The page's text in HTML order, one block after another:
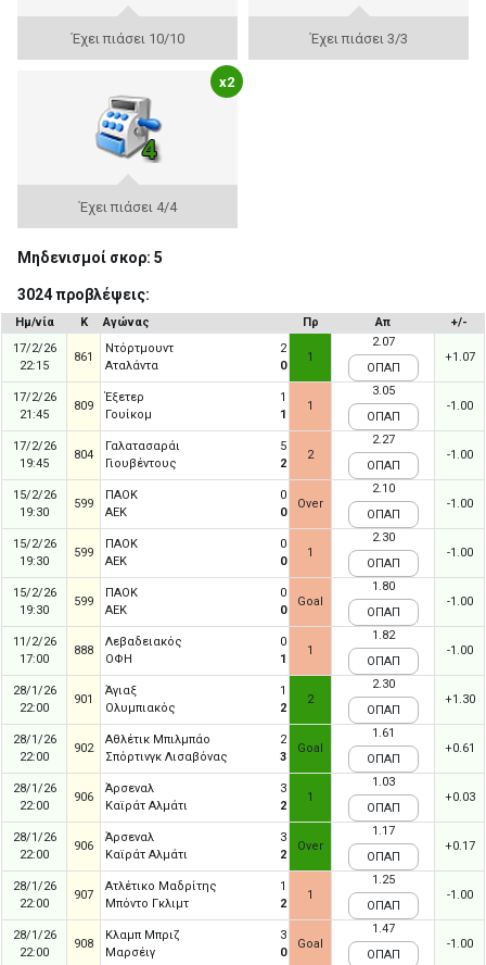
Έχει πιάσει 10/10 Έχει πιάσει 3/3
x2
Έχει πιάσει 4/4
Μηδενισμοί σκορ: 5
3024 προβλέψεις:
Ημ/νία Κ Αγώνας Πρ Απ
+/-
17/2/26
22:15
861
Ντόρτμουντ
2
Αταλάντα
0
1
2.07
ΟΠΑΠ
+1.07
17/2/26
21:45
809
Έξετερ
1
Γουίκομ
1
1
3.05
ΟΠΑΠ
-1.00
17/2/26
19:45
804
Γαλατασαράι
5
Γιουβέντους
2
2
2.27
ΟΠΑΠ
-1.00
15/2/26
19:30
599
ΠΑΟΚ
0
ΑΕΚ
0
Over
2.10
ΟΠΑΠ
-1.00
15/2/26
19:30
599
ΠΑΟΚ
0
ΑΕΚ
0
1
2.30
ΟΠΑΠ
-1.00
15/2/26
19:30
599
ΠΑΟΚ
0
ΑΕΚ
0
Goal
1.80
ΟΠΑΠ
-1.00
11/2/26
17:00
888
Λεβαδειακός
0
ΟΦΗ
1
1
1.82
ΟΠΑΠ
-1.00
28/1/26
22:00
901
Άγιαξ
1
Ολυμπιακός
2
2
2.30
ΟΠΑΠ
+1.30
28/1/26
22:00
902
Αθλέτικ Μπιλμπάο
2
Σπόρτινγκ Λισαβόνας
3
Goal
1.61
ΟΠΑΠ
+0.61
28/1/26
22:00
906
Άρσεναλ
3
Καϊράτ Αλμάτι
2
1
1.03
ΟΠΑΠ
+0.03
28/1/26
22:00
906
Άρσεναλ
3
Καϊράτ Αλμάτι
2
Over
1.17
ΟΠΑΠ
+0.17
28/1/26
22:00
907
Ατλέτικο Μαδρίτης
1
Μπόντο Γκλιμτ
2
1
1.25
ΟΠΑΠ
-1.00
28/1/26
22:00
908
Κλαμπ Μπριζ
3
Μαρσέιγ
0
Goal
1.47
ΟΠΑΠ
-1.00